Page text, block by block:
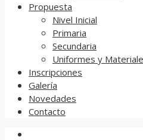
Propuesta
Nivel Inicial
Primaria
Secundaria
Uniformes y
Inscripciones
Galería
Novedades
Contacto